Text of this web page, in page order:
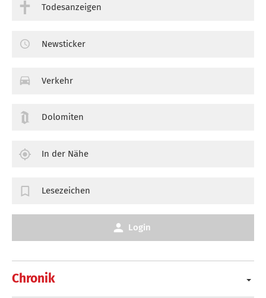
Chronik
Todesanzeigen
Newsticker
Verkehr
Dolomiten
In der Nähe
Lesezeichen
Login